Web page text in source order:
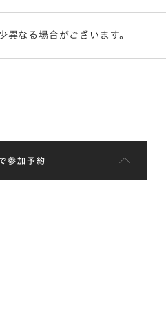
異なる場合がございます。
参加予約